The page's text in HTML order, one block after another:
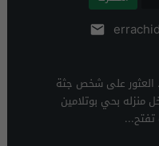
العثور على شخص جثة
منزله بحي بوتلامين